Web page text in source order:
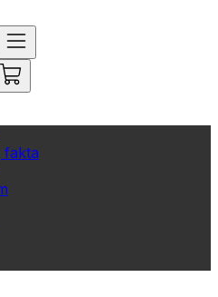
fakta